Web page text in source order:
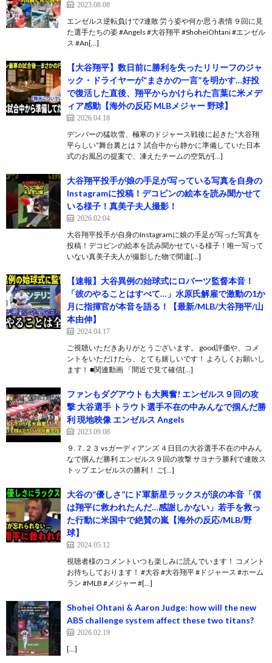
2023.08.08
エンゼルス逆転負けで7連敗 労う姿や何か思う表情 ９回に見
た選手たちの姿 #Angels #大谷翔平 #ShoheiOhtani #エンゼル
ス #An[…]
【大谷翔平】数日前に勝利を失ったリリーフのジャ
ック・ドライヤーが“まさかの一言”を明かす…好投
で復活した直後、翔平からかけられた言葉に米メデ
ィア感動【海外の反応 MLBメジャー 野球】
2026.04.18
デンバーの猛吹雪、極寒のドジャース戦後に起きた“大谷翔
平らしい”舞台裏とは？ 試合中から静かに準備していた日本
式のお風呂の提案で、凍えたチームの空気が[…]
大谷翔平投手が娘の手足が写っている写真を自身の
Instagramに投稿！デコピンの絵本を読み聞かせて
いる様子！真美子夫人撮影！
2026.02.04
大谷翔平投手が自身のInstagramに娘の手足が写った写真を
投稿！デコピンの絵本を読み聞かせている様子！唯一写って
いない真美子夫人が撮影した物で間違[…]
【速報】大谷異例の始球式にロバーツ監督本音！
「彼のやることはすべて…」水原氏解雇で激動の1か
月に指揮官が本音を語る！【最新/MLB/大谷翔平/山
本由伸】
2024.04.17
ご視聴いただきありがとうございます。 good評価や、コメ
ントをいただけたら、とても嬉しいです！ よろしくお願いし
ます！ ■関連動画 「間近で見て確信[…]
ファンもダグアウトも大興奮! エンゼルス９回の攻
撃 大谷選手 トラウト選手不在の中みんなで掴んだ勝
利 現地映像 エンゼルス Angels
2023.09.08
９.７.２３ vsガーディアンズ ４日目の大谷選手不在の中みん
なで掴んだ勝利 エンゼルス９回の攻撃 サヨナラ勝利で連敗ス
トップ エンゼルスの勝利！ ご[…]
大谷の”優しさ”にド軍新星ラックスが涙の本音「僕
は翔平に救われたんだ…感謝しかない」若手を救っ
た行動に米国中で絶賛の嵐【海外の反応/MLB/野
球】
2024.05.12
視聴者様のコメントいつも楽しみに読んでいます！ コメント
お待ちしております！ #大谷 #大谷翔平 #ドジャース #ホーム
ラン #MLB #メジャー #[…]
Shohei Ohtani & Aaron Judge: how will the new
ABS challenge system affect these two titans?
2026.02.19
[…]